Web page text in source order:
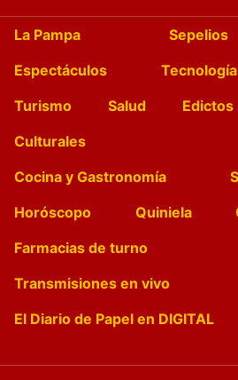
La Pampa Sepelios
Espectáculos
Tecnología
Turismo
Salud Edictos
Culturales
Cocina y Gastronomía
Horóscopo
Quiniela
Farmacias de turno
Transmisiones en vivo
El Diario de Papel en DIGITAL